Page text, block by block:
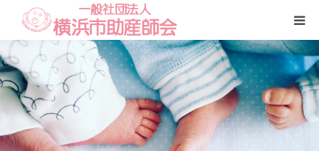
Home
本会
助産師一覧